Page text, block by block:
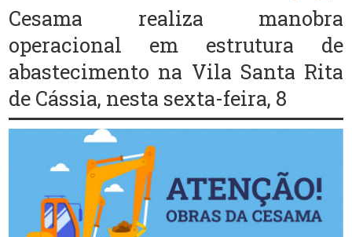
Cesama realiza manobra
operacional em estrutura de
abastecimento na Vila Santa Rita
de Cássia, nesta sexta-feira, 8